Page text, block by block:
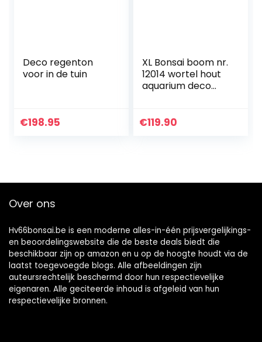
Deco regenton
voor in de tuin
€198.95
XL Bonsai boom nr.
12014 wortel hout
aquarium deco
decoratie
€119.90
Over ons
Hv66bonsai.be is een moderne alles-in-één prijsvergelijkings-
en beoordelingswebsite die de beste deals biedt die
beschikbaar zijn op amazon en u op de hoogte houdt via de
laatst toegevoegde blogs. Alle afbeeldingen zijn
auteursrechtelijk beschermd door hun respectievelijke
eigenaren. Alle geciteerde inhoud is afgeleid van hun
respectievelijke bronnen.